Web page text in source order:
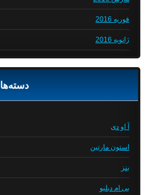
فوریه 2016
ژانویه 2016
دسته‌ها
آ او دی
استون مارتین
بنز
بی ام دبلیو